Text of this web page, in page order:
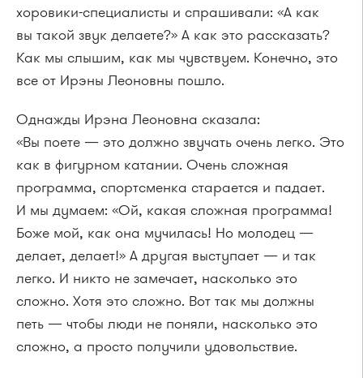
хоровики-специалисты и спрашивали: «А как
вы такой звук делаете?» А как это рассказать?
Как мы слышим, как мы чувствуем. Конечно, это
все от Ирэны Леоновны пошло.
Однажды Ирэна Леоновна сказала:
«Вы поете — это должно звучать очень легко. Это
как в фигурном катании. Очень сложная
программа, спортсменка старается и падает.
И мы думаем: «Ой, какая сложная программа!
Боже мой, как она мучилась! Но молодец —
делает, делает!» А другая выступает — и так
легко. И никто не замечает, насколько это
сложно. Хотя это сложно. Вот так мы должны
петь — чтобы люди не поняли, насколько это
сложно, а просто получили удовольствие.